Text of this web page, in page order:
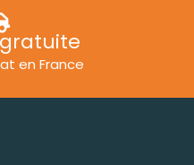
en France